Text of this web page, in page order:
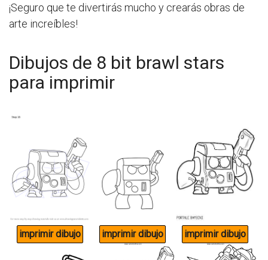
¡Seguro que te divertirás mucho y crearás obras de
arte increíbles!
Dibujos de 8 bit brawl stars
para imprimir